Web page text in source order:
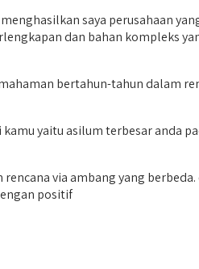
saya perusahaan
dan bahan kompleks
bertahun-tahun dalam
yaitu asilum terbesar anda
via ambang yang
positif